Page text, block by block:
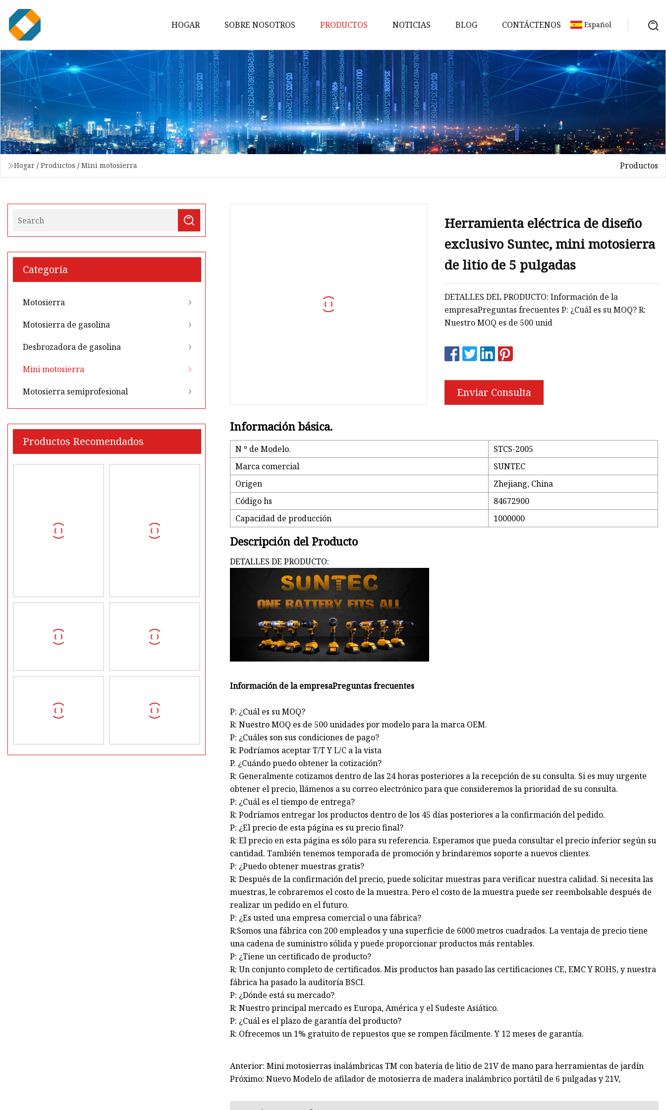
HOGAR SOBRE NOSOTROS PRODUCTOS
Motosierra
Motosierra de gasolina
Desbrozadora de gasolina
Mini motosierra
Motosierra semiprofesional
NOTICIAS BLOG CONTÁCTENOS Español
Hogar / Productos / Mini motosierra Productos
Categoría
Motosierra
Motosierra de gasolina
Desbrozadora de gasolina
Mini motosierra
Motosierra semiprofesional
Productos Recomendados
Herramienta eléctrica de diseño
exclusivo Suntec, mini motosierra
de litio de 5 pulgadas
DETALLES DEL PRODUCTO: Información de la
empresaPreguntas frecuentes P: ¿Cuál es su MOQ? R:
Nuestro MOQ es de 500 unid
Enviar Consulta
Información básica.
N º de Modelo.
STCS-2005
Marca comercial
SUNTEC
Origen
Zhejiang, China
Código hs
84672900
Capacidad de producción
1000000
Descripción del Producto
DETALLES DE PRODUCTO:
Información de la empresaPreguntas frecuentes
P: ¿Cuál es su MOQ?
R: Nuestro MOQ es de 500 unidades por modelo para la marca OEM.
P: ¿Cuáles son sus condiciones de pago?
R: Podríamos aceptar T/T Y L/C a la vista
P. ¿Cuándo puedo obtener la cotización?
R: Generalmente cotizamos dentro de las 24 horas posteriores a la recepción de su consulta. Si es muy urgente
obtener el precio, llámenos a su correo electrónico para que consideremos la prioridad de su consulta.
P: ¿Cuál es el tiempo de entrega?
R: Podríamos entregar los productos dentro de los 45 días posteriores a la confirmación del pedido.
P: ¿El precio de esta página es su precio final?
R: El precio en esta página es sólo para su referencia. Esperamos que pueda consultar el precio inferior según su
cantidad. También tenemos temporada de promoción y brindaremos soporte a nuevos clientes.
P: ¿Puedo obtener muestras gratis?
R: Después de la confirmación del precio, puede solicitar muestras para verificar nuestra calidad. Si necesita las
muestras, le cobraremos el costo de la muestra. Pero el costo de la muestra puede ser reembolsable después de
realizar un pedido en el futuro.
P: ¿Es usted una empresa comercial o una fábrica?
R:Somos una fábrica con 200 empleados y una superficie de 6000 metros cuadrados. La ventaja de precio tiene
una cadena de suministro sólida y puede proporcionar productos más rentables.
P: ¿Tiene un certificado de producto?
R: Un conjunto completo de certificados. Mis productos han pasado las certificaciones CE, EMC Y ROHS, y nuestra
fábrica ha pasado la auditoría BSCI.
P: ¿Dónde está su mercado?
R: Nuestro principal mercado es Europa, América y el Sudeste Asiático.
P: ¿Cuál es el plazo de garantía del producto?
R: Ofrecemos un 1% gratuito de repuestos que se rompen fácilmente. Y 12 meses de garantía.
Anterior: Mini motosierras inalámbricas TM con batería de litio de 21V de mano para herramientas de jardín
Próximo: Nuevo Modelo de afilador de motosierra de madera inalámbrico portátil de 6 pulgadas y 21V,